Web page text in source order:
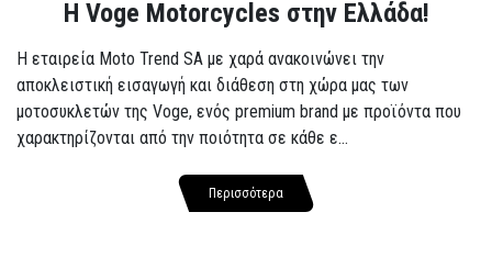
H Voge Motorcycles στην Ελλάδα!
Η εταιρεία Moto Trend SA με χαρά ανακοινώνει την
αποκλειστική εισαγωγή και διάθεση στη χώρα μας των
μοτοσυκλετών της Voge, ενός premium brand με προϊόντα που
χαρακτηρίζονται από την ποιότητα σε κάθε ε...
Περισσότερα